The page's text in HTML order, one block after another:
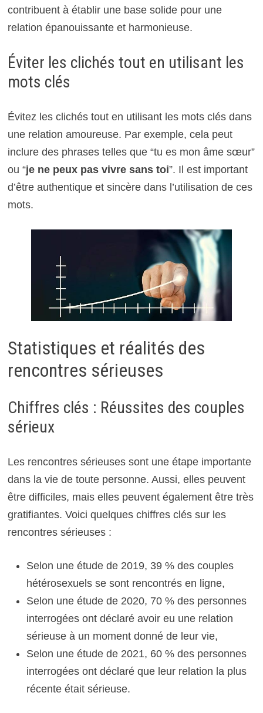
contribuent à établir une base solide pour une
relation épanouissante et harmonieuse.
Éviter les clichés tout en utilisant les
mots clés
Évitez les clichés tout en utilisant les mots clés dans
une relation amoureuse. Par exemple, cela peut
inclure des phrases telles que “tu es mon âme sœur”
ou “je ne peux pas vivre sans toi”. Il est important
d’être authentique et sincère dans l’utilisation de ces
mots.
Statistiques et réalités des
rencontres sérieuses
Chiffres clés : Réussites des couples
sérieux
Les rencontres sérieuses sont une étape importante
dans la vie de toute personne. Aussi, elles peuvent
être difficiles, mais elles peuvent également être très
gratifiantes. Voici quelques chiffres clés sur les
rencontres sérieuses :
Selon une étude de 2019, 39 % des couples
hétérosexuels se sont rencontrés en ligne,
Selon une étude de 2020, 70 % des personnes
interrogées ont déclaré avoir eu une relation
sérieuse à un moment donné de leur vie,
Selon une étude de 2021, 60 % des personnes
interrogées ont déclaré que leur relation la plus
récente était sérieuse.